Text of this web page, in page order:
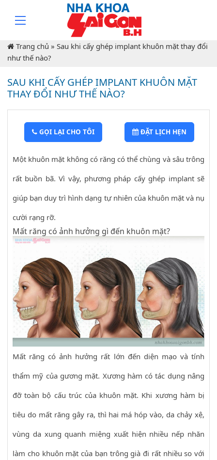
Trang chủ » Sau khi cấy ghép implant khuôn mặt thay đổi
như thế nào?
SAU KHI CẤY GHÉP IMPLANT KHUÔN MẶT
THAY ĐỔI NHƯ THẾ NÀO?
GỌI LẠI CHO TÔI ĐẶT LỊCH HẸN
Một khuôn mặt không có răng có thể chùng và sâu trông
rất buồn bã. Vì vậy, phương pháp cấy ghép implant sẽ
giúp bạn duy trì hình dạng tự nhiên của khuôn mặt và nụ
cười rạng rỡ.
Mất răng có ảnh hưởng gì đến khuôn mặt?
Mất răng có ảnh hưởng rất lớn đến diện mạo và tính
thẩm mỹ của gương mặt. Xương hàm có tác dụng nâng
đỡ toàn bộ cấu trúc của khuôn mặt. Khi xương hàm bị
tiêu do mất răng gây ra, thì hai má hóp vào, da chảy xệ,
vùng da xung quanh miệng xuất hiện nhiều nếp nhăn
làm cho khuôn mặt của bạn trông già đi rất nhiều so với